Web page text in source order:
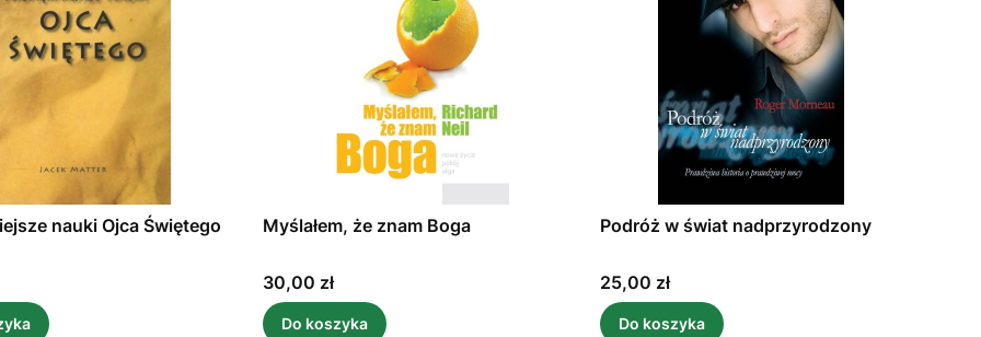
nauki Ojca Świętego Myślałem, że znam Boga
Cena
30,00 zł
Do koszyka
Podróż w świat nadprzyrodzony
Cena
25,00 zł
Do koszyka